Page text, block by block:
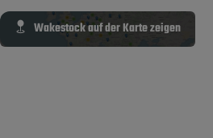
Wakestock auf der Karte zeigen